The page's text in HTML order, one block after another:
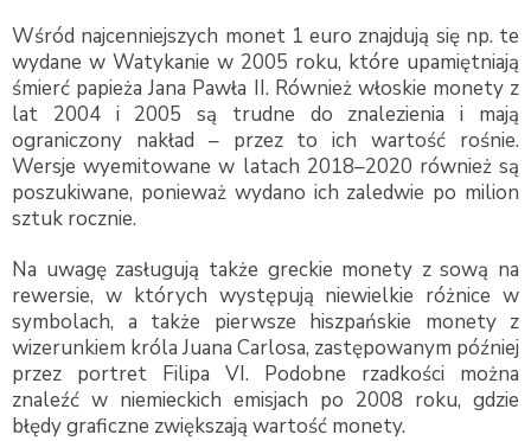
Wśród najcenniejszych monet 1 euro znajdują się np. te
wydane w Watykanie w 2005 roku, które upamiętniają
śmierć papieża Jana Pawła II. Również włoskie monety z
lat 2004 i 2005 są trudne do znalezienia i mają
ograniczony nakład – przez to ich wartość rośnie.
Wersje wyemitowane w latach 2018–2020 również są
poszukiwane, ponieważ wydano ich zaledwie po milion
sztuk rocznie.
Na uwagę zasługują także greckie monety z sową na
rewersie, w których występują niewielkie różnice w
symbolach, a także pierwsze hiszpańskie monety z
wizerunkiem króla Juana Carlosa, zastępowanym później
przez portret Filipa VI. Podobne rzadkości można
znaleźć w niemieckich emisjach po 2008 roku, gdzie
błędy graficzne zwiększają wartość monety.